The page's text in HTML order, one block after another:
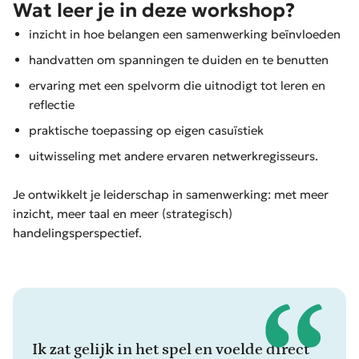
Wat leer je in deze workshop?
inzicht in hoe belangen een samenwerking beïnvloeden
handvatten om spanningen te duiden en te benutten
ervaring met een spelvorm die uitnodigt tot leren en
reflectie
praktische toepassing op eigen casuïstiek
uitwisseling met andere ervaren netwerkregisseurs.
Je ontwikkelt je leiderschap in samenwerking: met meer
inzicht, meer taal en meer (strategisch)
handelingsperspectief.
Ik dacht dat ik belangen wel kon
Ik zat gelijk in het spel en voelde direct
Standpunten uitwisselen, dat was de
Ik heb veel geleerd, en ook gelachen. Wat